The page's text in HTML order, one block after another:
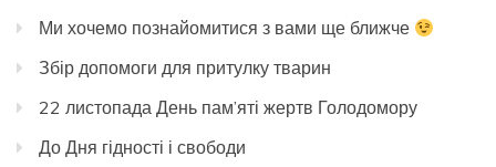
Ми хочемо познайомитися з вами ще ближче
Збір допомоги для притулку тварин
22 листопада День пам’яті жертв Голодомору
До Дня гідності і свободи